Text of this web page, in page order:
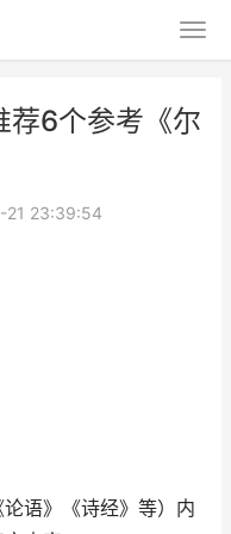
荐6个参考《尔
21 23:39:54
语》《诗经》等）内